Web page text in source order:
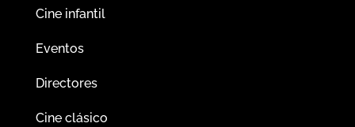
Cine infantil
Eventos
Directores
Cine clásico